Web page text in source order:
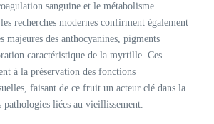
sanguine et le métabolisme
recherches modernes confirment également
majeures des anthocyanines, pigments
caractéristique de la myrtille. Ces
à la préservation des fonctions
faisant de ce fruit un acteur clé dans la
pathologies liées au vieillissement.